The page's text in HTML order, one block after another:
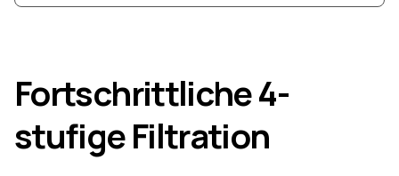
Fortschrittliche 4-
stufige Filtration